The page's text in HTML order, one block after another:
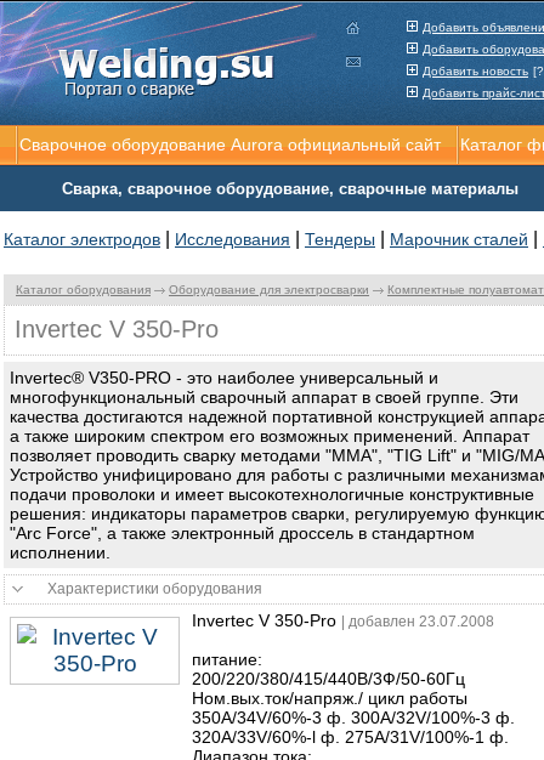
Каталог оборудования Оборудование для электросварки Комплектные
Invertec V 350-Pro
Invertec® V350-PRO - это наиболее универсальный и
многофункциональный сварочный аппарат в своей группе. Эти
качества достигаются надежной портативной конструкцией
а также широким спектром его возможных применений. Аппарат
позволяет проводить сварку методами "ММА", "TIG Lift" и "MIG/
Устройство унифицировано для работы с различными
подачи проволоки и имеет высокотехнологичные конструктивные
решения: индикаторы параметров сварки, регулируемую
"Arc Force", а также электронный дроссель в стандартном
исполнении.
Характеристики оборудования
Invertec V 350-Pro | добавлен 23.07.2008
питание:
200/220/380/415/440В/3Ф/50-60Гц
Ном.вых.ток/напряж./ цикл работы
350A/34V/60%-3 ф. 300A/32V/100%-3 ф.
320A/33V/60%-l ф. 275A/31V/100%-1 ф.
Сварочное оборудование Aurora официальный сайт Каталог
Сварка, сварочное оборудование, сварочные материалы
Каталог электродов Исследования Тендеры Марочник сталей
Добавить
Добавить
Добавить новость
Добавить прайс-